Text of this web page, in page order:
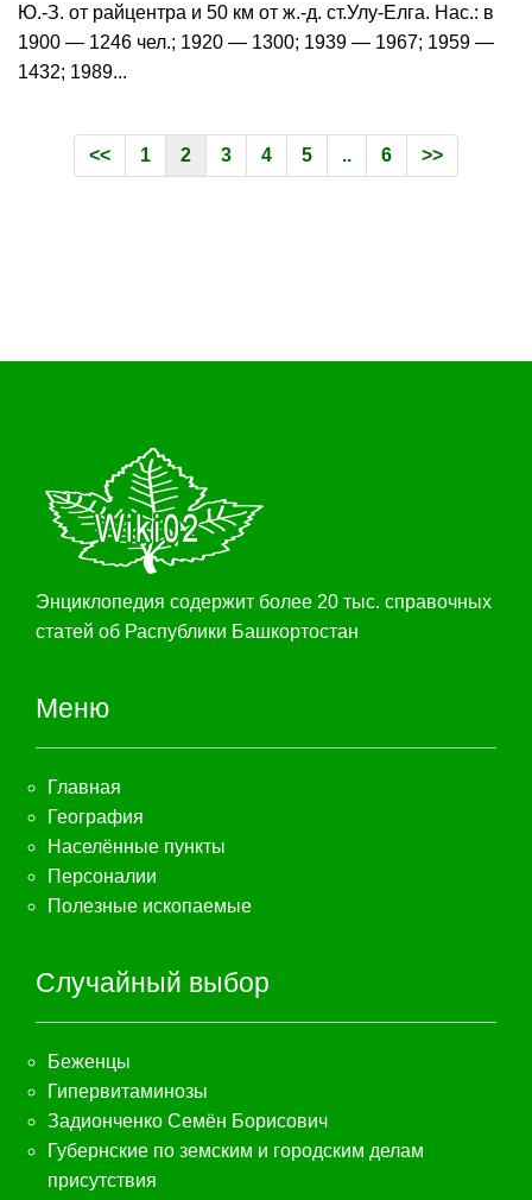
Ю.-З. от райцентра и 50 км от ж.-д. ст.Улу-Елга. Нас.: в
1900 — 1246 чел.; 1920 — 1300; 1939 — 1967; 1959 —
1432; 1989...
<< 1 2 3 4 5 .. 6 >>
Энциклопедия содержит более 20 тыс. справочных
статей об Распублики Башкортостан
Меню
Главная
География
Населённые пункты
Персоналии
Полезные ископаемые
Случайный выбор
Беженцы
Гипервитаминозы
Задионченко Семён Борисович
Губернские по земским и городским делам
присутствия